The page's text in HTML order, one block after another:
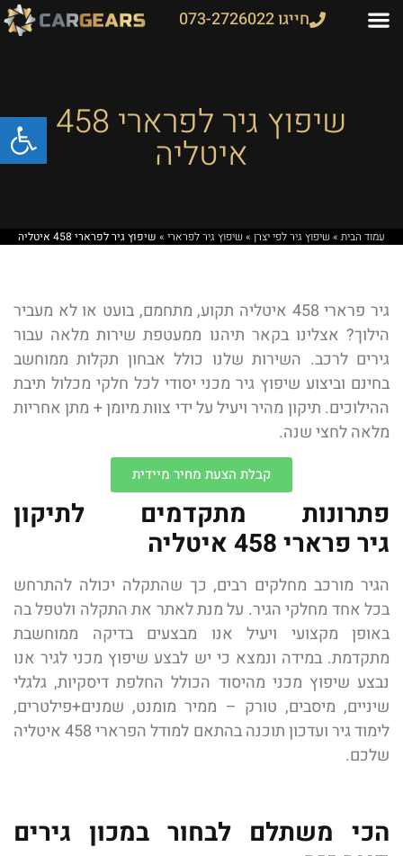
חייגו 073-2726022
שיפוץ גיר לפרארי 458
איטליה
עמוד הבית »שיפוץ גיר לפי יצרן »שיפוץ גיר לפרארי » שיפוץ גיר לפרארי 458 איטליה
גיר פרארי 458 איטליה תקוע, מתחמם, בועט או לא מעביר
הילוך? אצלינו בקאר תיהנו ממעטפת שירות מלאה עבור
גירים לרכב. השירות שלנו כולל אבחון תקלות ממוחשב
בחינם וביצוע שיפוץ גיר מכני יסודי לכל חלקי מכלול תיבת
ההילוכים. תיקון מהיר ויעיל על ידי צוות מיומן + מתן אחריות
מלאה לחצי שנה.
קבלת הצעת מחיר מיידית
פתרונות מתקדמים לתיקון
גיר פרארי 458 איטליה
הגיר מורכב מחלקים רבים, כך שהתקלה יכולה להתרחש
בכל אחד מחלקי הגיר. על מנת לאתר את התקלה ולטפל בה
באופן מקצועי ויעיל אנו מבצעים בדיקה ממוחשבת
מתקדמת. במידה ונמצא כי יש לבצע שיפוץ מכני לגיר אנו
נבצע שיפוץ מכני מהיסוד הכולל החלפת דיסקיות, גלגלי
שיניים, מיסבים, טורק – ממיר מומנט, שמנים+פילטרים,
לימוד גיר ועדכון תוכנה בהתאם למודל הפרארי 458 איטליה
שלכם.
הכי משתלם לבחור במכון גירים